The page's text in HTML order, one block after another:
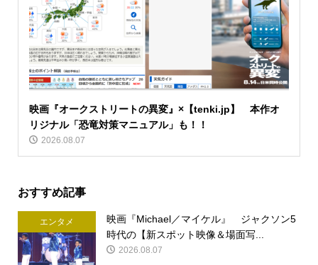
映画『オークストリートの異変』×【tenki.jp】 本作オ
リジナル「恐竜対策マニュアル」も！！
2026.08.07
おすすめ記事
エンタメ
映画『Michael／マイケル』 ジャクソン5
時代の【新スポット映像＆場面写...
2026.08.07